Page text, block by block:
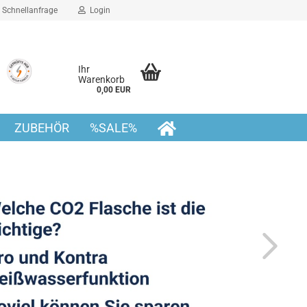
Schnellanfrage Login
Ihr
Warenkorb
0,00 EUR
ZUBEHÖR %SALE%